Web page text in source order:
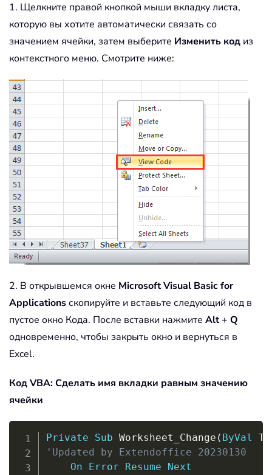
1. Щелкните правой кнопкой мыши вкладку листа,
которую вы хотите автоматически связать со
значением ячейки, затем выберите Изменить код из
контекстного меню. Смотрите ниже:
2. В открывшемся окне Microsoft Visual Basic for
Applicationsскопируйте и вставьте следующий код в
пустое окно Кода. После вставки нажмите Alt+ Q
одновременно, чтобы закрыть окно и вернуться в
Excel.
Код VBA: Сделать имя вкладки равным значению
ячейки
Private Sub Worksheet_Change ( ByVal
'Updated by Extendoffice 20230130
On
Error Resume
Next
Copy